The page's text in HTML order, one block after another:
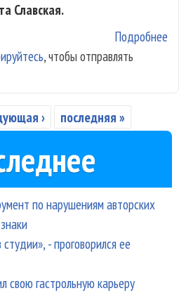
Славская.
Подробнее
, чтобы отправлять
› последняя »
по нарушениям авторских
- проговорился ее
свою гастрольную карьеру